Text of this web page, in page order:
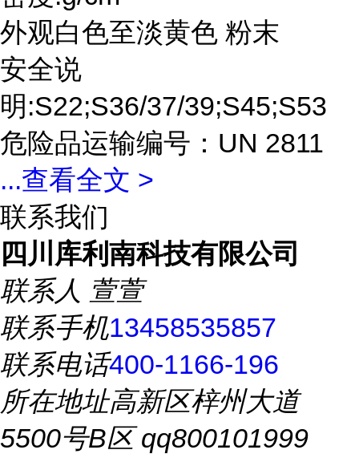
外观白色至淡黄色 粉末
安全说
明:S22;S36/37/39;S45;S53
危险品运输编号：UN 2811
...查看全文 >
联系我们
四川库利南科技有限公司
联系人 萱萱
联系手机13458535857
联系电话400-1166-196
所在地址高新区梓州大道
5500号B区 qq800101999